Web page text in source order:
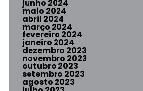
junho 2024
maio 2024
abril 2024
março 2024
fevereiro 2024
janeiro 2024
dezembro 2023
novembro 2023
outubro 2023
setembro 2023
agosto 2023